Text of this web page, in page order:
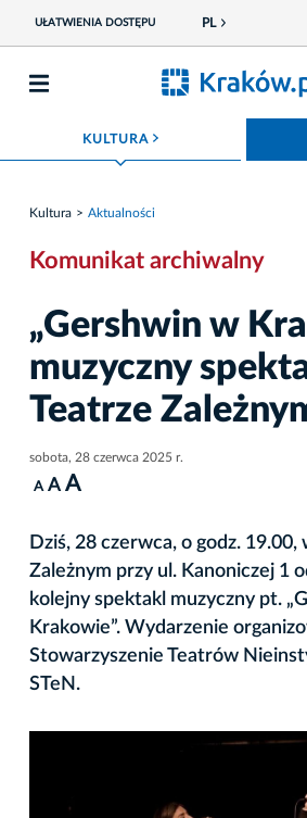
UŁATWIENIA DOSTĘPU PL
KULTURA ROZWIŃ MENU
Kultura Aktualności
Komunikat archiwalny
„Gershwin w
muzyczny
Teatrze
sobota, 28 czerwca 2025 r.
A A A
Dziś, 28 czerwca, o godz. 19.00,
Zależnym przy ul. Kanoniczej 1
kolejny spektakl muzyczny pt.
Krakowie”. Wydarzenie
Stowarzyszenie Teatrów
STeN.